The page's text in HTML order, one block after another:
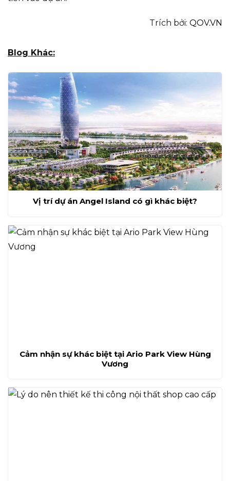
Trích bởi: QOV.VN
Blog Khác:
Vị trí dự án Angel Island có gì khác biệt?
Cảm nhận sự khác biệt tại Ario Park View Hùng
Vương